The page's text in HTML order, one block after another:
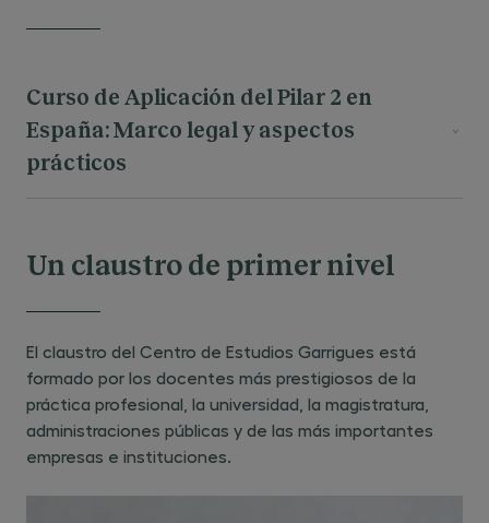
Curso de Aplicación del Pilar 2 en
España: Marco legal y aspectos
prácticos
Pilar 2
El plan BEPS
Las normas GloBE y las Model Rules
(OCDE)
La directiva UE de tributación mínima
Opciones de imputación (general):
Un claustro de primer nivel
El claustro del Centro de Estudios Garrigues está
formado por los docentes más prestigiosos de la
práctica profesional, la universidad, la magistratura,
administraciones públicas y de las más importantes
empresas e instituciones.